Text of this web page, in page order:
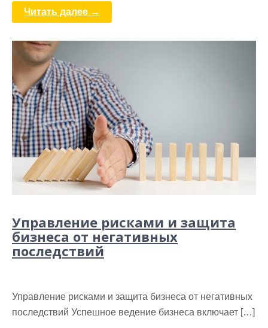
Читать далее →
Управление рисками и защита
бизнеса от негативных
последствий
Управление рисками и защита бизнеса от негативных
последствий Успешное ведение бизнеса включает […]